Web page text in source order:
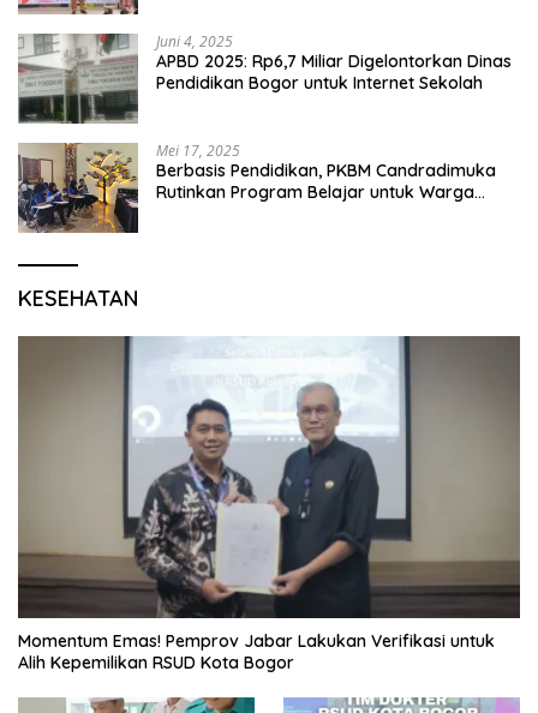
Juni 4, 2025
APBD 2025: Rp6,7 Miliar Digelontorkan Dinas
Pendidikan Bogor untuk Internet Sekolah
Mei 17, 2025
Berbasis Pendidikan, PKBM Candradimuka
Rutinkan Program Belajar untuk Warga
KESEHATAN
Momentum Emas! Pemprov Jabar Lakukan Verifikasi untuk
Alih Kepemilikan RSUD Kota Bogor